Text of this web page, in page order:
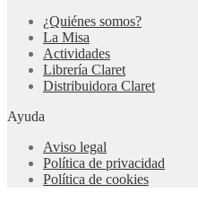
¿Quiénes somos?
La Misa
Actividades
Librería Claret
Distribuidora Claret
Ayuda
Aviso legal
Política de privacidad
Política de cookies